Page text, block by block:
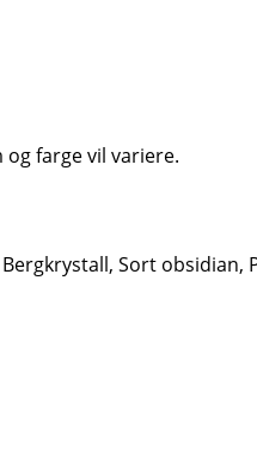
farge vil variere.
Bergkrystall, Sort